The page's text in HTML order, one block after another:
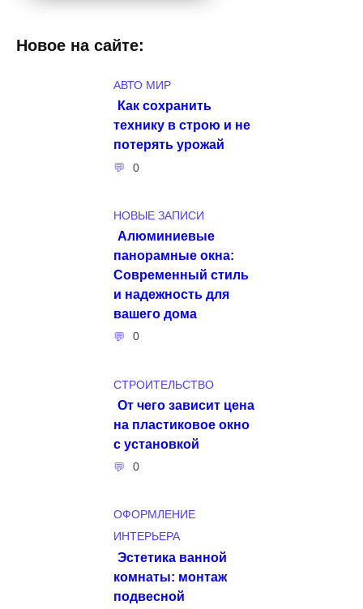
Новое на сайте:
АВТО МИР
Как сохранить
технику в строю и не
потерять урожай
0
НОВЫЕ ЗАПИСИ
Алюминиевые
панорамные окна:
Современный стиль
и надежность для
вашего дома
0
СТРОИТЕЛЬСТВО
От чего зависит цена
на пластиковое окно
с установкой
0
ОФОРМЛЕНИЕ
ИНТЕРЬЕРА
Эстетика ванной
комнаты: монтаж
подвесной